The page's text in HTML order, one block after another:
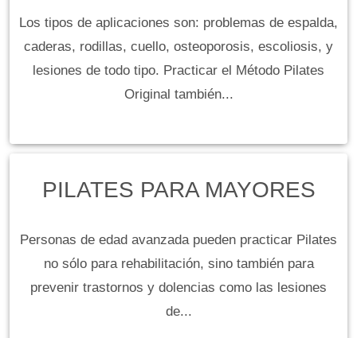
Los tipos de aplicaciones son: problemas de espalda,
caderas, rodillas, cuello, osteoporosis, escoliosis, y
lesiones de todo tipo. Practicar el Método Pilates
Original también...
PILATES PARA MAYORES
Personas de edad avanzada pueden practicar Pilates
no sólo para rehabilitación, sino también para
prevenir trastornos y dolencias como las lesiones
de...